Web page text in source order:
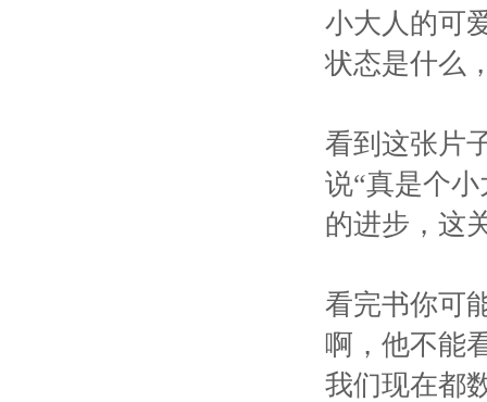
小大人的可
状态是什么
看到这张片
说“真是个
的进步，这
看完书你可
啊，他不能
我们现在都